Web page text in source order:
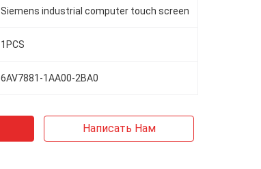
Siemens industrial computer touch screen
1PCS
6AV7881-1AA00-2BA0
Написать Нам